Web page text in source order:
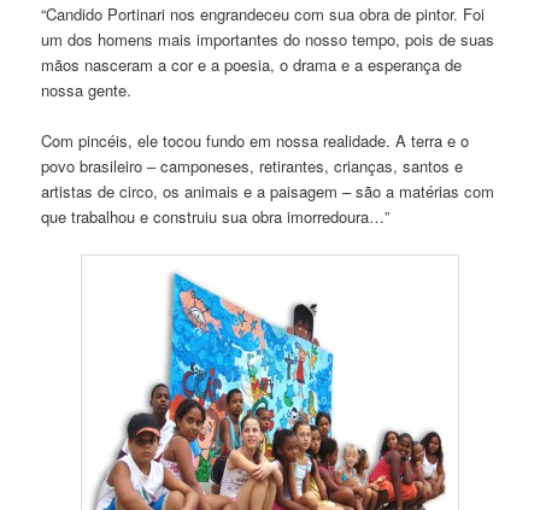
“Candido Portinari nos engrandeceu com sua obra de pintor. Foi
um dos homens mais importantes do nosso tempo, pois de suas
mãos nasceram a cor e a poesia, o drama e a esperança de
nossa gente.
Com pincéis, ele tocou fundo em nossa realidade. A terra e o
povo brasileiro – camponeses, retirantes, crianças, santos e
artistas de circo, os animais e a paisagem – são a matérias com
que trabalhou e construiu sua obra imorredoura…”